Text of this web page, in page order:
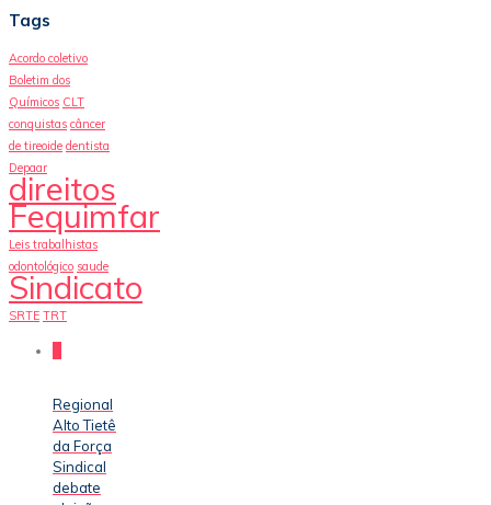
Tags
Acordo coletivo
Boletim dos
Químicos CLT
conquistas câncer
de tireoide dentista
Depaar
direitos
Fequimfar
Leis trabalhistas
odontológico saude
Sindicato
SRTE TRT
Regional
Alto Tietê
da Força
Sindical
debate